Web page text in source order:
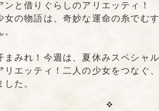
ンと借りぐらしのアリエッティ！
女の物語は、奇妙な運命の糸でむ
まみれ！今週は、夏休みスペシャ
リエッティ！二人の少女をつなぐ
た。